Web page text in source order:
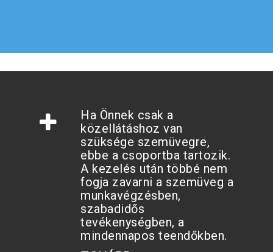
Ha Önnek csak a
közellátáshoz van
szüksége szemüvegre,
ebbe a csoportba tartozik.
A kezelés után többé nem
fogja zavarni a szemüveg a
munkavégzésben,
szabadidős
tevékenységben, a
mindennapos teendőkben.